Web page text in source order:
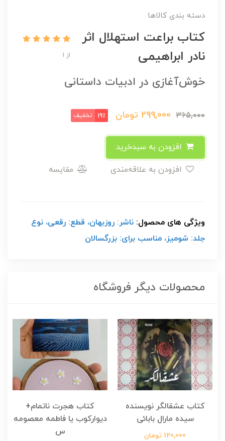
دسته بندی کالاها
کتاب براعت استهلال اثر
نادر ابراهیمی
از 1
خوش‌آغازی در ادبیات داستانی
365,000
299,000 تومان 19٪ تخفیف
مقایسه
ویژگی های محصول: ناشر: روزبهان، قطع: رقعی، نوع
جلد: شومیز، مناسب برای: بزرگسالان
محصولات دیگر فروشگاه
کتاب عشقالگر نویسنده
سیده مارال بابائی
120,000 تومان
کتاب هجرت ناتمام+
دیوارکوب یا فاطمه معصومه
س